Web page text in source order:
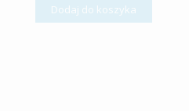
Dodaj do koszyka